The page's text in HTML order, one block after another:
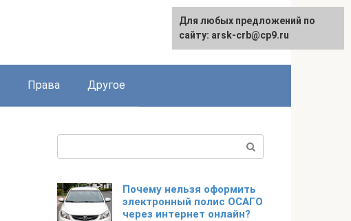
Права Другое
Почему нельзя оформить
электронный полис ОСАГО
через интернет онлайн?
Для любых предложений по
сайту: arsk-crb@cp9.ru